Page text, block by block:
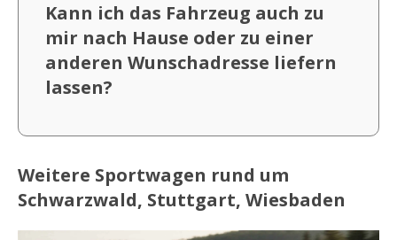
Kann ich das Fahrzeug auch zu
mir nach Hause oder zu einer
anderen Wunschadresse liefern
lassen?
Weitere Sportwagen rund um
Schwarzwald, Stuttgart, Wiesbaden